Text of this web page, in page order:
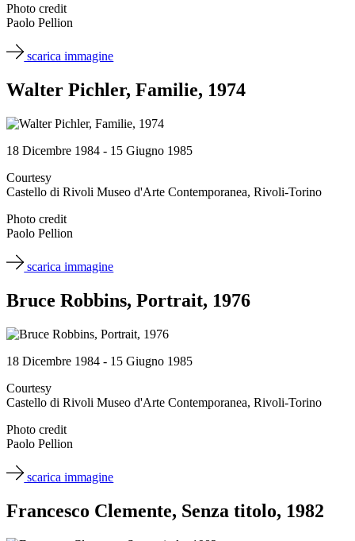
Photo credit
Paolo Pellion
scarica immagine
Walter Pichler, Familie, 1974
18 Dicembre 1984 - 15 Giugno 1985
Courtesy
Castello di Rivoli Museo d'Arte Contemporanea, Rivoli-Torino
Photo credit
Paolo Pellion
scarica immagine
Bruce Robbins, Portrait, 1976
18 Dicembre 1984 - 15 Giugno 1985
Courtesy
Castello di Rivoli Museo d'Arte Contemporanea, Rivoli-Torino
Photo credit
Paolo Pellion
scarica immagine
Francesco Clemente, Senza titolo, 1982